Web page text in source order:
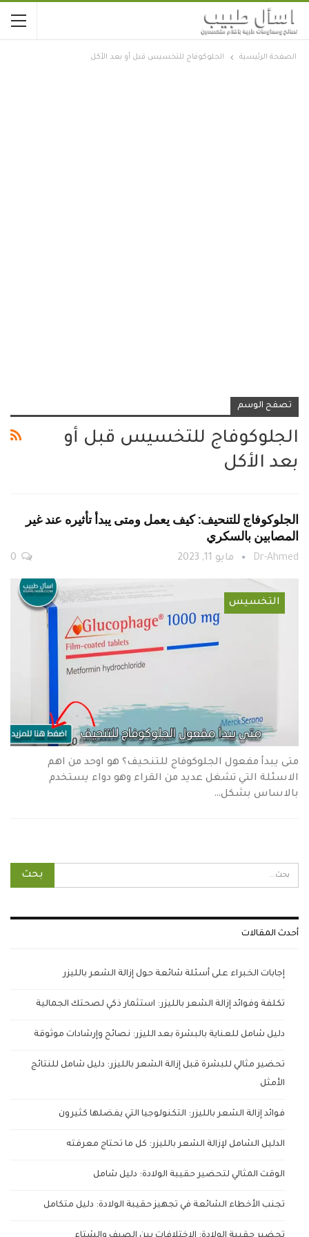
الصفحة الرئيسية الجلوكوفاج للتخسيس قبل أو بعد الأكل
تصفح الوسم
الجلوكوفاج للتخسيس قبل أو
بعد الأكل
الجلوكوفاج للتنحيف: كيف يعمل ومتى يبدأ تأثيره عند غير
المصابين بالسكري
Dr-Ahmed مايو 11, 2023
التخسيس
متى يبدأ مفعول الجلوكوفاج للتنحيف؟ هو اوحد من اهم
الاسئلة التي تشغل عديد من القراء وهو دواء يستخدم
بالاساس بشكل…
أحدث المقالات
إجابات الخبراء على أسئلة شائعة حول إزالة الشعر بالليزر
تكلفة وفوائد إزالة الشعر بالليزر: استثمار ذكي لصحتك الجمالية
دليل شامل للعناية بالبشرة بعد الليزر: نصائح وإرشادات موثوقة
تحضير مثالي للبشرة قبل إزالة الشعر بالليزر: دليل شامل للنتائج
الأمثل
فوائد إزالة الشعر بالليزر: التكنولوجيا التي يفضلها كثيرون
الدليل الشامل لإزالة الشعر بالليزر: كل ما تحتاج معرفته
الوقت المثالي لتحضير حقيبة الولادة: دليل شامل
تجنب الأخطاء الشائعة في تجهيز حقيبة الولادة: دليل متكامل